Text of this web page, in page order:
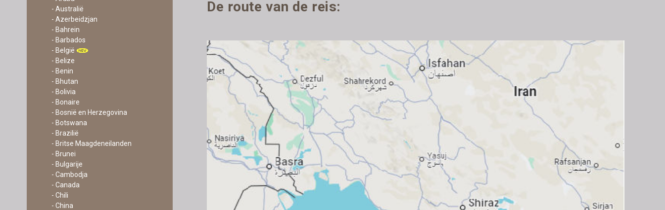
- Australië
- Azerbeidzjan
- Bahrein
- Barbados
- België
- Belize
- Benin
- Bhutan
- Bolivia
- Bonaire
- Bosnië en Herzegovina
- Botswana
- Brazilië
- Britse Maagdeneilanden
- Brunei
- Bulgarije
- Cambodja
- Canada
- Chili
- China
De route van de reis: